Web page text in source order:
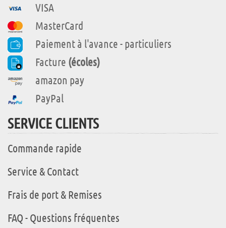
VISA
MasterCard
Paiement à l'avance - particuliers
Facture (écoles)
amazon pay
PayPal
SERVICE CLIENTS
Commande rapide
Service & Contact
Frais de port & Remises
FAQ - Questions fréquentes